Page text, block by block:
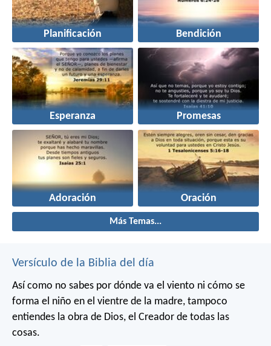
Planificación Bendición
Esperanza Promesas
Adoración Oración
Más Temas...
Versículo de la Biblia del día
Así como no sabes por dónde va el viento ni cómo se
forma el niño en el vientre de la madre, tampoco
entiendes la obra de Dios, el Creador de todas las
cosas.